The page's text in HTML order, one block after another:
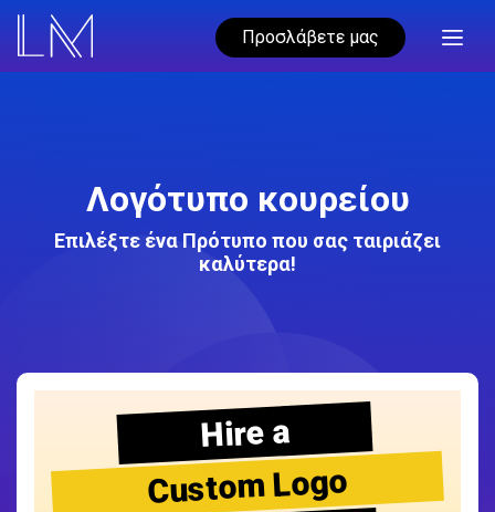
Προσλάβετε μας
Λογότυπο κουρείου
Επιλέξτε ένα Πρότυπο που σας ταιριάζει
καλύτερα!
Hire a
Custom Logo